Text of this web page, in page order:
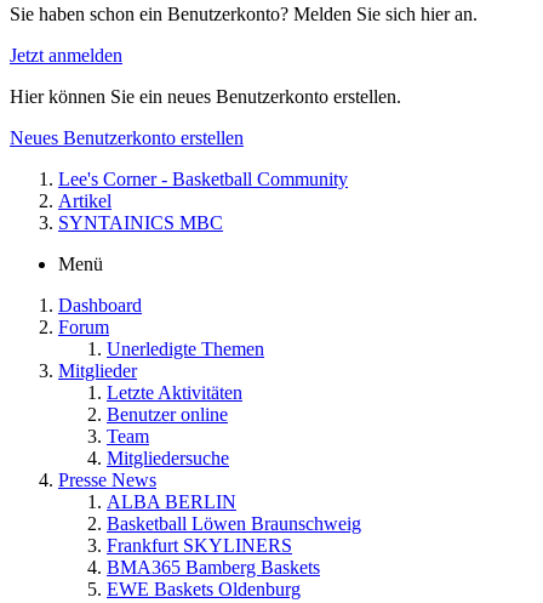
Sie haben schon ein Benutzerkonto? Melden Sie sich hier an.
Jetzt anmelden
Hier können Sie ein neues Benutzerkonto erstellen.
Neues Benutzerkonto erstellen
Lee's Corner - Basketball Community
Artikel
SYNTAINICS MBC
Menü
Dashboard
Forum
Unerledigte Themen
Mitglieder
Letzte Aktivitäten
Benutzer online
Team
Mitgliedersuche
Presse News
ALBA BERLIN
Basketball Löwen Braunschweig
Frankfurt SKYLINERS
BMA365 Bamberg Baskets
EWE Baskets Oldenburg